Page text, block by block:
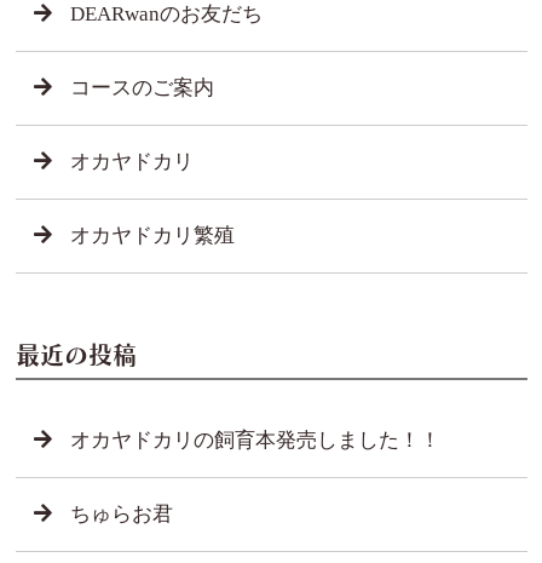
DEARwanのお友だち
コースのご案内
オカヤドカリ
オカヤドカリ繁殖
最近の投稿
オカヤドカリの飼育本発売しました！！
ちゅらお君